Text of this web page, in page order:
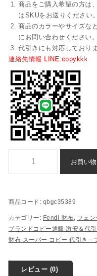
商品をご購入希望の方は
はSKUをお送りください。
商品のカラーやサイズな
にお問い合わせください。
代引きにも対応しており
連絡先情報 LINE:copykkk
お買い
商品コード: qbgc35389
カテゴリー: Fendi 財布, フェン
ブランドコピー通販 激安＆代
財布 スーパー コピー 代引き​ -
レビュー (0)